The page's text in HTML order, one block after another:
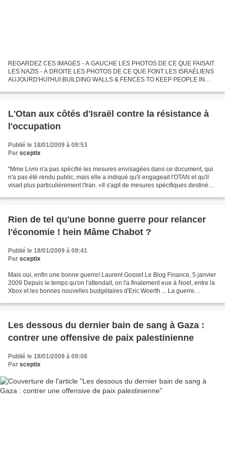
REGARDEZ CES IMAGES - A GAUCHE LES PHOTOS DE CE QUE FAISAIT
LES NAZIS - A DROITE LES PHOTOS DE CE QUE FONT LES ISRAÉLIENS
AUJOURD'HUI'HUI BUILDING WALLS & FENCES TO KEEP PEOPLE IN
WORLD WAR II ARE...
L'Otan aux côtés d'Israël contre la résistance à
l'occupation
Publié le 18/01/2009 à 09:53
Par sceptix
"Mme Livni n'a pas spécifié les mesures envisagées dans ce document, qui
n'a pas été rendu public, mais elle a indiqué qu'il engageait l'OTAN et qu'il
visait plus particulièrement l'Iran. «Il s'agit de mesures spécifiques destinées
Rien de tel qu'une bonne guerre pour relancer
l'économie ! hein Mâme Chabot ?
Publié le 18/01/2009 à 09:41
Par sceptix
Mais oui, enfin une bonne guerre! Laurent Gosset Le Blog Finance, 5 janvier
2009 Depuis le temps qu'on l'attendait, on l'a finalement eue à Noel, entre la
Xbox et les bonnes nouvelles budgétaires d'Eric Woerth ... La guerre
Les dessous du dernier bain de sang à Gaza :
contrer une offensive de paix palestinienne
Publié le 18/01/2009 à 09:08
Par sceptix